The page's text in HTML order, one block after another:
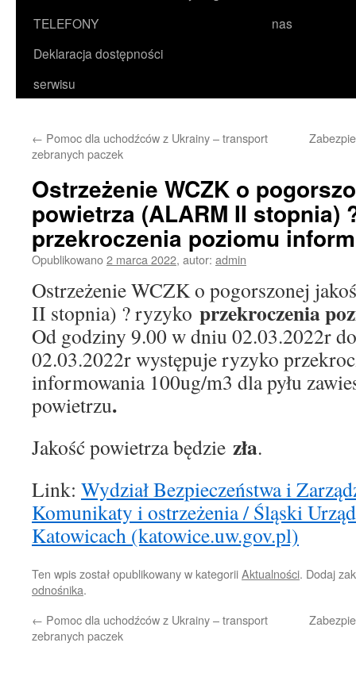
TELEFONY
nas
Deklaracja dostępności
serwisu
← Pomoc dla uchodźców z Ukrainy – transport
zebranych paczek
Ostrzeżenie WCZK o
powietrza (ALARM II stopnia)
przekroczenia poziomu
Opublikowano2 marca 2022, autor: admin
Ostrzeżenie WCZK o pogorszonej
II stopnia) ? ryzyko przekroczenia
Od godziny 9.00 w dniu 02.03.2022r
02.03.2022r występuje ryzyko
informowania 100ug/m3 dla pyłu
powietrzu.
Jakość powietrza będzie zła.
Link: Wydział Bezpieczeństwa i
Komunikaty i ostrzeżenia / Śląski
Katowicach (katowice.uw.gov.pl)
Ten wpis został opublikowany w kategoriiAktualności. Dodaj
odnośnika.
← Pomoc dla uchodźców z Ukrainy – transport
zebranych paczek